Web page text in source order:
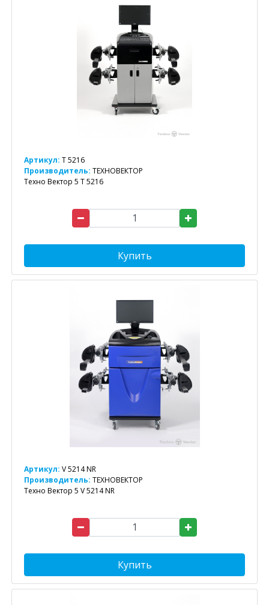
Артикул: T 5216
Производитель: ТЕХНОВЕКТОР
Техно Вектор 5 T 5216
Купить
Артикул: V 5214 NR
Производитель: ТЕХНОВЕКТОР
Техно Вектор 5 V 5214 NR
Купить